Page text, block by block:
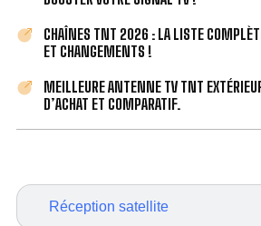
Réception satellite
CHAÎNES TNT 2026 : LA LISTE
ET CHANGEMENTS !
MEILLEURE ANTENNE TV TNT
D’ACHAT ET COMPARATIF.